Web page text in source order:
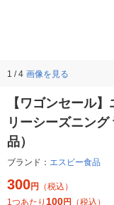
1 / 4 画像を見る
【ワゴンセール
リーシーズニン
品）
ブランド： エスビー食品
300円
（税込）
1つあたり 100円 （税込）